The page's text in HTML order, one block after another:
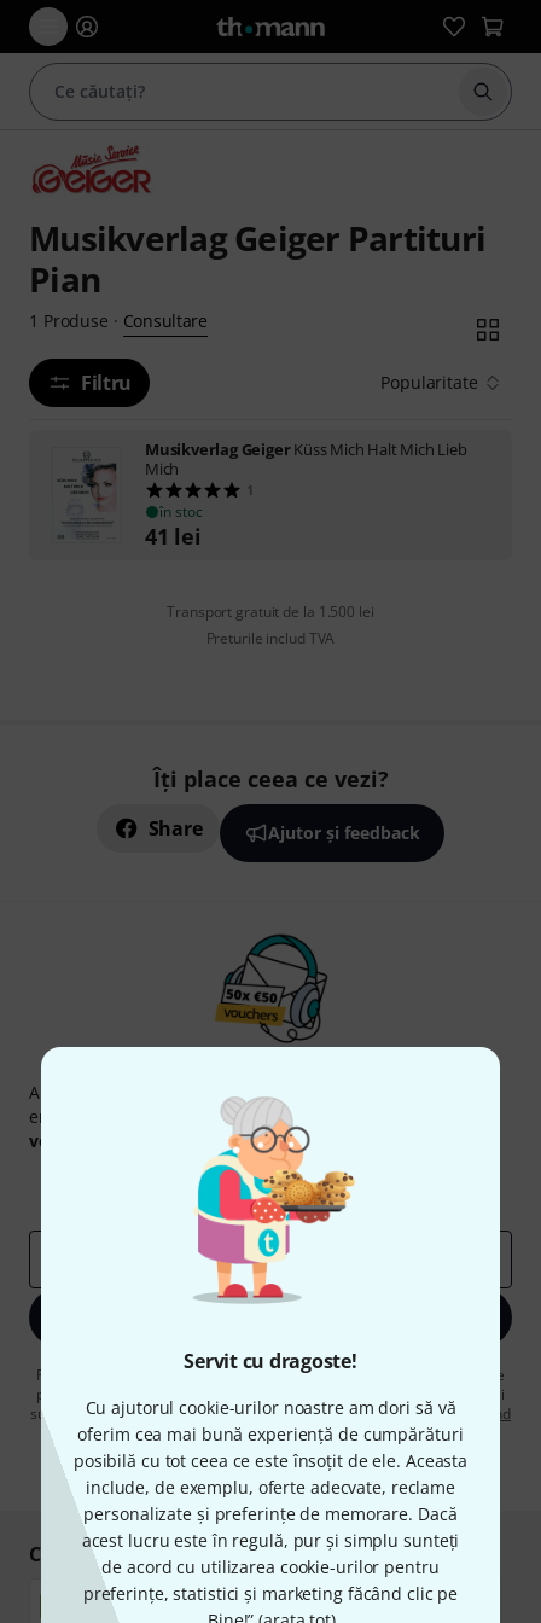
Servit cu dragoste!
Cu ajutorul cookie-urilor noastre am dori să vă
oferim cea mai bună experiență de cumpărături
posibilă cu tot ceea ce este însoțit de ele. Aceasta
include, de exemplu, oferte adecvate, reclame
personalizate și preferințe de memorare. Dacă
acest lucru este în regulă, pur și simplu sunteți
de acord cu utilizarea cookie-urilor pentru
preferințe, statistici și marketing făcând clic pe
Musikverlag Geiger Partituri
Pian
1 Produse · Consultare
Filtru Popularitate
Musikverlag GeigerKüss Mich Halt Mich Lieb
Mich
1
în stoc
41 lei
Transport gratuit de la 1.500 lei
Preturile includ TVA
Îți place ceea ce vezi?
Share Ajutor și feedback
Abonați-vă la buletinul informativ Thomann în limba
engleză și, cu puțin noroc, puteți câștiga unul dintre
voucherele
în valoare de50 €fiecare!
Contribuții inspiraționale
Perspectivele Thomann
Făcând clic pe „Înscrie-te acum”, sunteți de acord să primiți publicitate
prin e-mail. Vă puteți dezabona în orice moment. Puteți găsi informații
suplimentare despre buletinul informativ înregulamentul nostru privind
protecția datelor.
* Necesar
Cumpărați și plătiți în siguranță